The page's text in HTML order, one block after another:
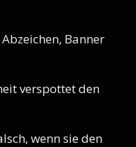
Banner
verspottet den
wenn sie den